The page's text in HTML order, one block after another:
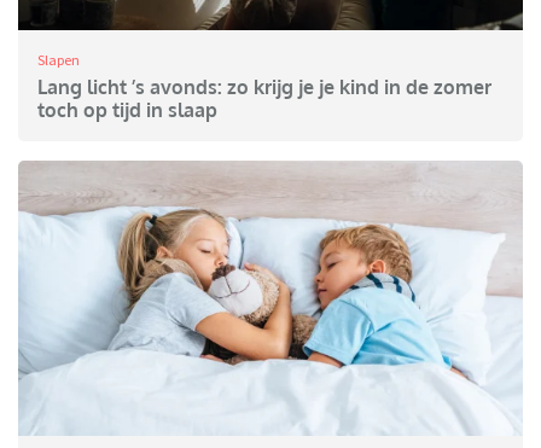
Slapen
Lang licht ’s avonds: zo krijg je je kind in de zomer
toch op tijd in slaap